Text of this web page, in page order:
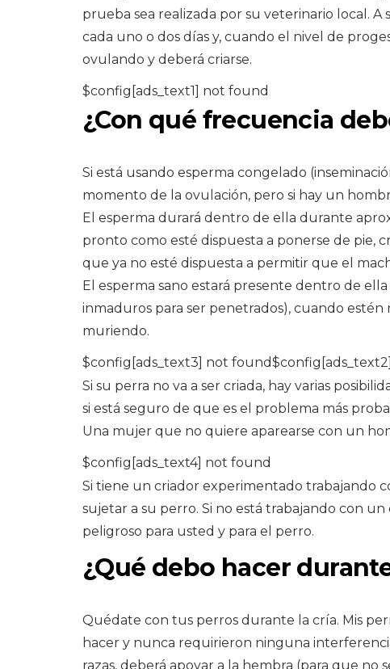
prueba sea realizada por su veterinario local.
cada uno o dos días y, cuando el nivel de
ovulando y deberá criarse.
$config[ads_text1] not found
¿Con qué frecuencia
Si está usando esperma congelado
momento de la ovulación, pero si hay un
El esperma durará dentro de ella durante
pronto como esté dispuesta a ponerse de pie,
que ya no esté dispuesta a permitir que el
El esperma sano estará presente dentro de
inmaduros para ser penetrados), cuando
muriendo.
$config[ads_text3] not
Si su perra no va a ser criada, hay varias
si está seguro de que es el problema más
Una mujer que no quiere aparearse con un
$config[ads_text4] not found
Si tiene un criador experimentado trabajando
sujetar a su perro. Si no está trabajando con
peligroso para usted y para el perro.
¿Qué debo hacer
Quédate con tus perros durante la cría. Mis
hacer y nunca requirieron ninguna
razas, deberá apoyar a la hembra (para que no